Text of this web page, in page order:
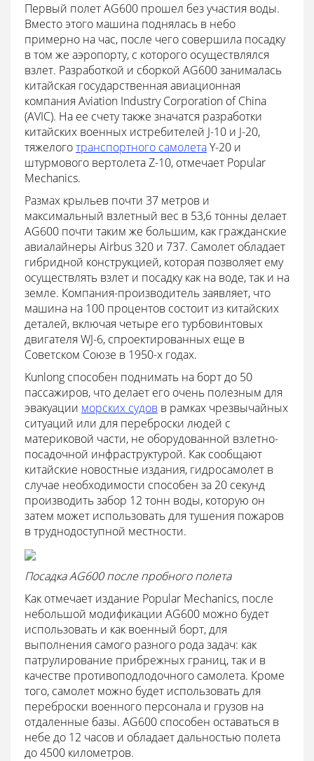
Первый полет AG600 прошел без участия воды.
Вместо этого машина поднялась в небо
примерно на час, после чего совершила посадку
в том же аэропорту, с которого осуществлялся
взлет. Разработкой и сборкой AG600 занималась
китайская государственная авиационная
компания Aviation Industry Corporation of China
(AVIC). На ее счету также значатся разработки
китайских военных истребителей J-10 и J-20,
тяжелоготранспортного самолетаY-20 и
штурмового вертолета Z-10, отмечает Popular
Mechanics.
Размах крыльев почти 37 метров и
максимальный взлетный вес в 53,6 тонны делает
AG600 почти таким же большим, как гражданские
авиалайнеры Airbus 320 и 737. Самолет обладает
гибридной конструкцией, которая позволяет ему
осуществлять взлет и посадку как на воде, так и на
земле. Компания-производитель заявляет, что
машина на 100 процентов состоит из китайских
деталей, включая четыре его турбовинтовых
двигателя WJ-6, спроектированных еще в
Советском Союзе в 1950-х годах.
Kunlong способен поднимать на борт до 50
пассажиров, что делает его очень полезным для
эвакуации морских судов в рамках чрезвычайных
ситуаций или для переброски людей с
материковой части, не оборудованной взлетно-
посадочной инфраструктурой. Как сообщают
китайские новостные издания, гидросамолет в
случае необходимости способен за 20 секунд
производить забор 12 тонн воды, которую он
затем может использовать для тушения пожаров
в труднодоступной местности.
Посадка AG600 после пробного полета
Как отмечает издание Popular Mechanics, после
небольшой модификации AG600 можно будет
использовать и как военный борт, для
выполнения самого разного рода задач: как
патрулирование прибрежных границ, так и в
качестве противоподлодочного самолета. Кроме
того, самолет можно будет использовать для
переброски военного персонала и грузов на
отдаленные базы. AG600 способен оставаться в
небе до 12 часов и обладает дальностью полета
до 4500 километров.